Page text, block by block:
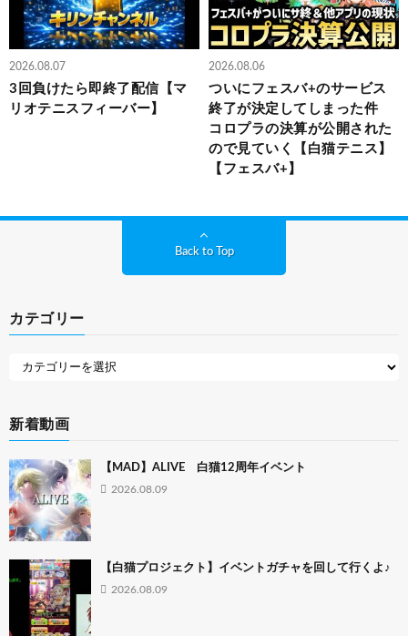
2026.08.07
3回負けたら即終了配信【マ
リオテニスフィーバー】
2026.08.06
ついにフェスバ+のサービス
終了が決定してしまった件
コロプラの決算が公開された
ので見ていく【白猫テニス】
【フェスバ+】
Back to Top
カテゴリー
新着動画
【MAD】ALIVE 白猫12周年イベント
2026.08.09
【白猫プロジェクト】イベントガチャを回して行くよ♪
2026.08.09